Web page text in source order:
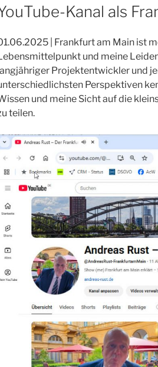
Weidner“
Kanal als
| Frankfurt am Main ist
und meine
Projektentwickler und
Perspektiven
und meine Sicht auf die
teilen.